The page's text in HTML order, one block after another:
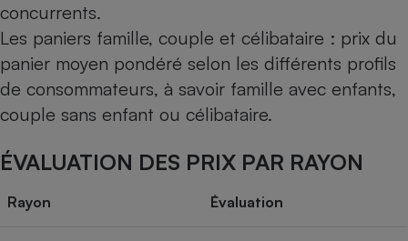
concurrents.
Les paniers famille, couple et célibataire : prix du
panier moyen pondéré selon les différents profils
de consommateurs, à savoir famille avec enfants,
couple sans enfant ou célibataire.
ÉVALUATION DES PRIX PAR RAYON
Rayon Évaluation